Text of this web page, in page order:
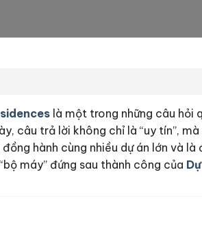
là một trong những câu hỏi
câu trả lời không chỉ là “uy tín”,
hành cùng nhiều dự án lớn và
máy” đứng sau thành công của